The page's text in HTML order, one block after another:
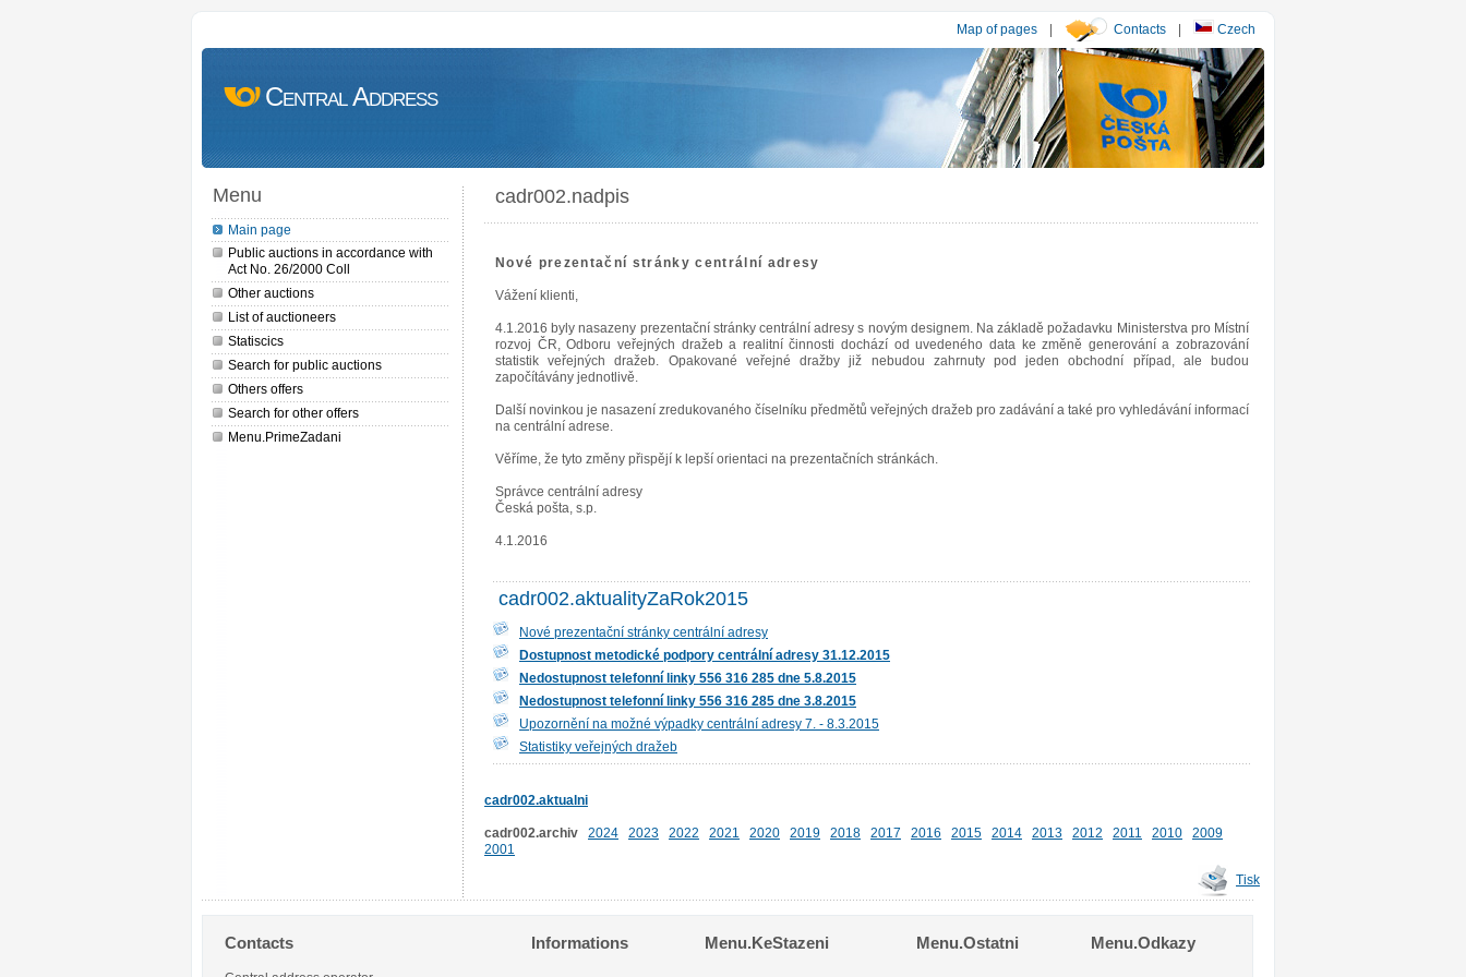
Map of pages | Contacts | Czech
Central Address
Menu
Main page
Public auctions in accordance with
Act No. 26/2000 Coll
Other auctions
List of auctioneers
Statiscics
Search for public auctions
Others offers
Search for other offers
Menu.PrimeZadani
cadr002.nadpis
Nové prezentační stránky centrální adresy
Vážení klienti,
4.1.2016 byly nasazeny prezentační stránky centrální adresy s novým designem. Na základě požadavku Ministerstva pro Místní
rozvoj ČR, Odboru veřejných dražeb a realitní činnosti dochází od uvedeného data ke změně generování a zobrazování
statistik veřejných dražeb. Opakované veřejné dražby již nebudou zahrnuty pod jeden obchodní případ, ale budou
započítávány jednotlivě.
Další novinkou je nasazení zredukovaného číselníku předmětů veřejných dražeb pro zadávání a také pro vyhledávání informací
na centrální adrese.
Věříme, že tyto změny přispějí k lepší orientaci na prezentačních stránkách.
Správce centrální adresy
Česká pošta, s.p.
4.1.2016
cadr002.aktualityZaRok2015
Nové prezentační stránky centrální adresy
Dostupnost metodické podpory centrální adresy 31.12.2015
Nedostupnost telefonní linky 556 316 285 dne 5.8.2015
Nedostupnost telefonní linky 556 316 285 dne 3.8.2015
Upozornění na možné výpadky centrální adresy 7. - 8.3.2015
Statistiky veřejných dražeb
cadr002.aktualni
cadr002.archiv 2024 2023 2022 2021 2020 2019 2018 2017 2016 2015 2014 2013 2012 2011 2010
2009
2001
Tisk
Contacts Informations Menu.KeStazeni Menu.Ostatni Menu.Odkazy